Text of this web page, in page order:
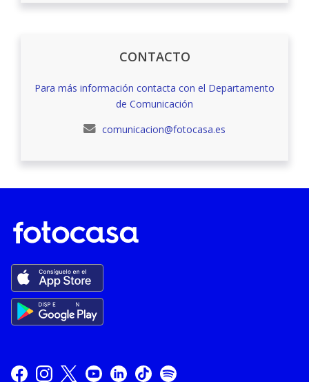
CONTACTO
Para más información contacta con el Departamento
de Comunicación
comunicacion@fotocasa.es